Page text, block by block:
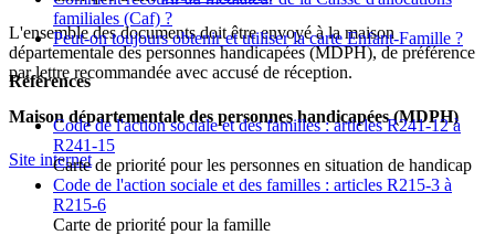
L'ensemble des documents doit être envoyé à la maison
départementale des personnes handicapées (MDPH), de préférence
par lettre recommandée avec accusé de réception.
Maison départementale des personnes handicapées (MDPH)
Site internet
familiales (Caf) ?
Peut-on toujours obtenir et utiliser la carte Enfant-Famille ?
Références
Code de l'action sociale et des familles : articles R241-12 à
R241-15
Carte de priorité pour les personnes en situation de handicap
Code de l'action sociale et des familles : articles R215-3 à
R215-6
Carte de priorité pour la famille